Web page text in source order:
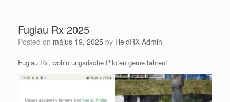
Fuglau Rx 2025
Posted on május 19, 2025 by HeldRX Admin
Fuglau Rx, wohin ungarische Piloten gerne fahren!